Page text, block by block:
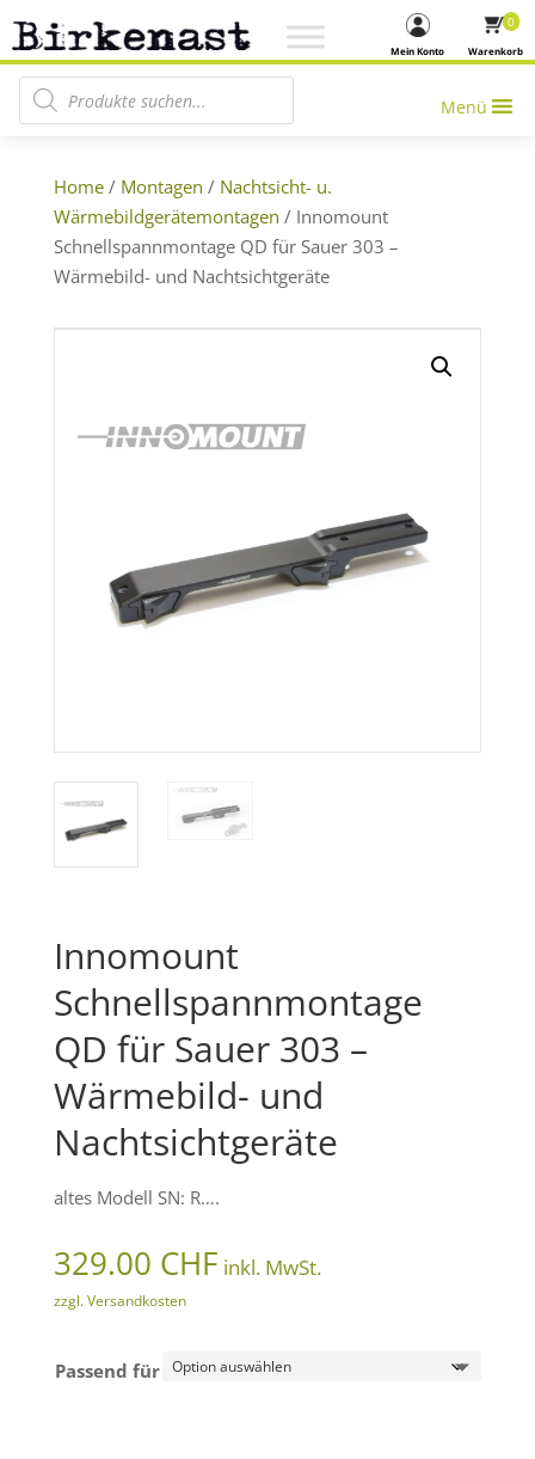
Warenkorb
0
Mein Konto
Products search
Menü
Home/ Montagen / Nachtsicht- u.
Wärmebildgerätemontagen / Innomount
Schnellspannmontage QD für Sauer 303 –
Wärmebild- und Nachtsichtgeräte
Innomount
Schnellspannmontage
QD für Sauer 303 –
Wärmebild- und
Nachtsichtgeräte
altes Modell SN: R….
329.00 CHF inkl. MwSt.
zzgl. Versandkosten
Passend für